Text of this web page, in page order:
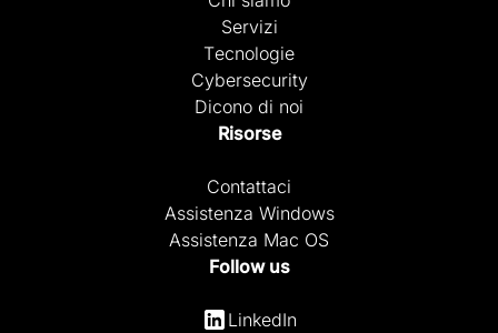
Servizi
Tecnologie
Cybersecurity
Dicono di noi
Risorse
Contattaci
Assistenza Windows
Assistenza Mac OS
Follow us
LinkedIn